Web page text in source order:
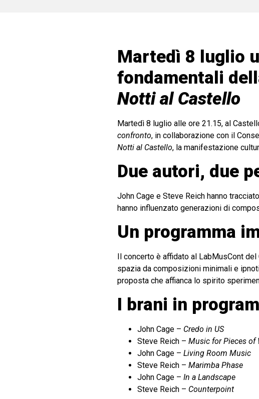
Martedì 8 luglio
fondamentali
Notti al Castello
Martedì 8 luglio alle ore 21.15, al
confronto, in collaborazione con il
Notti al Castello, la manifestazione
Due autori, due
John Cage e Steve Reich hanno
hanno influenzato generazioni di
Un programma
Il concerto è affidato al LabMusCont
spazia da composizioni minimali e
proposta che affianca lo spirito
I brani in
John Cage – Credo in US
Steve Reich – Music for Pieces of
John Cage – Living Room Music
Steve Reich – Marimba Phase
John Cage – In a Landscape
Steve Reich – Counterpoint